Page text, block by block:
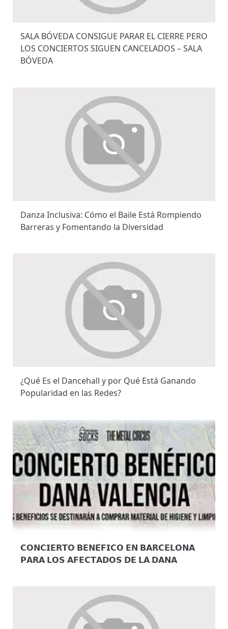
SALA BÓVEDA CONSIGUE PARAR EL CIERRE PERO
LOS CONCIERTOS SIGUEN CANCELADOS – SALA
BÓVEDA
Danza Inclusiva: Cómo el Baile Está Rompiendo
Barreras y Fomentando la Diversidad
¿Qué Es el Dancehall y por Qué Está Ganando
Popularidad en las Redes?
𝗖𝗢𝗡𝗖𝗜𝗘𝗥𝗧𝗢 𝗕𝗘𝗡𝗘́𝗙𝗜𝗖𝗢 𝗘𝗡 𝗕𝗔𝗥𝗖𝗘𝗟𝗢𝗡𝗔
𝗣𝗔𝗥𝗔 𝗟𝗢𝗦 𝗔𝗙𝗘𝗖𝗧𝗔𝗗𝗢𝗦 𝗗𝗘 𝗟𝗔 𝗗𝗔𝗡𝗔